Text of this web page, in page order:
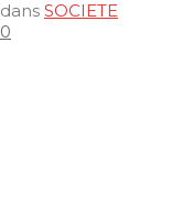
dans SOCIETE
0